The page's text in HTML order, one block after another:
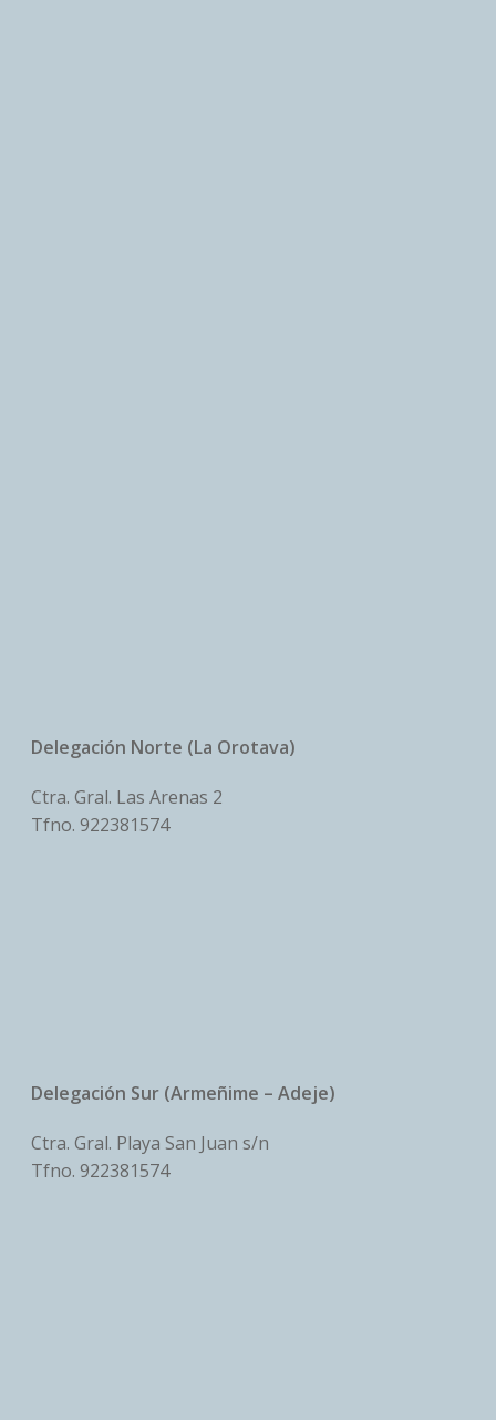
Delegación Norte (La Orotava)
Ctra. Gral. Las Arenas 2
Tfno. 922381574
Delegación Sur (Armeñime – Adeje)
Ctra. Gral. Playa San Juan s/n
Tfno. 922381574